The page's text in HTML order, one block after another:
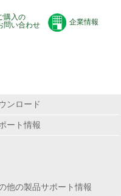
購入の
問い合わせ
企業情報
ンロード
ート情報
他の製品サポート情報